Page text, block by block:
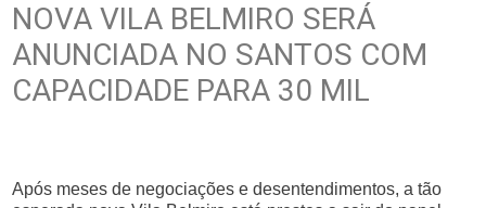
NOVA VILA BELMIRO SERÁ
ANUNCIADA NO SANTOS COM
CAPACIDADE PARA 30 MIL
Após meses de negociações e desentendimentos, a tão